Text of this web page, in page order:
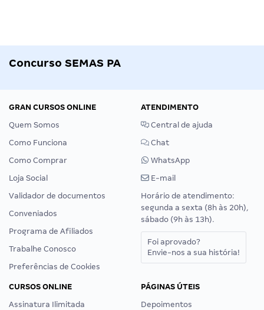
Concurso SEMAS PA
GRAN CURSOS ONLINE
Quem Somos
Como Funciona
Como Comprar
Loja Social
Validador de documentos
Conveniados
Programa de Afiliados
Trabalhe Conosco
Preferências de Cookies
ATENDIMENTO
Central de ajuda
Chat
WhatsApp
E-mail
Horário de atendimento:
segunda a sexta (8h às 20h),
sábado (9h às 13h).
Foi aprovado?
Envie-nos a sua história!
CURSOS ONLINE
Assinatura Ilimitada
PÁGINAS ÚTEIS
Depoimentos